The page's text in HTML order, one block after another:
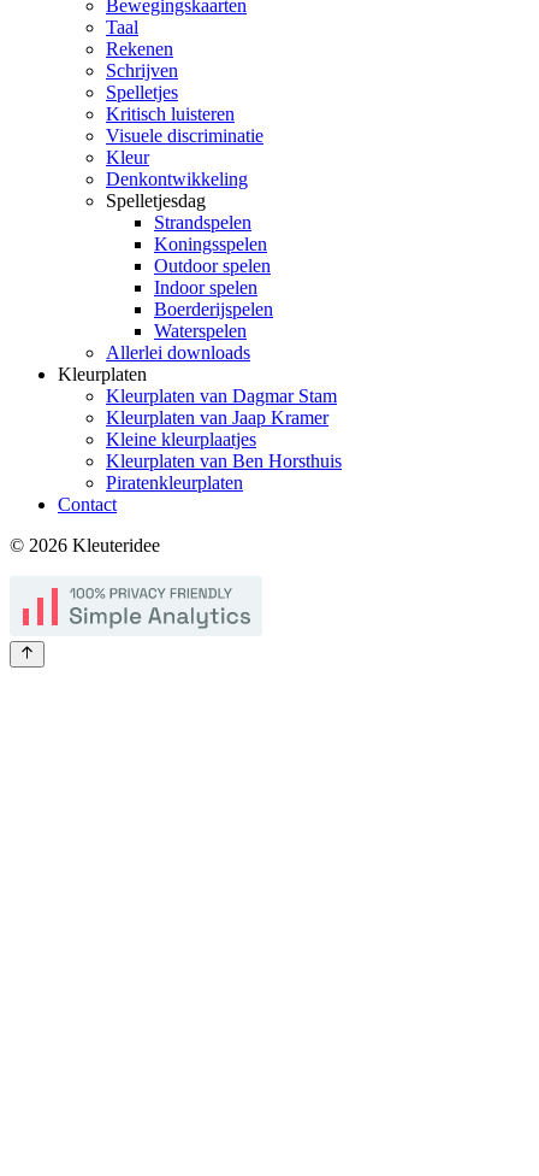
Bewegingskaarten
Taal
Rekenen
Schrijven
Spelletjes
Kritisch luisteren
Visuele discriminatie
Kleur
Denkontwikkeling
Spelletjesdag
Strandspelen
Koningsspelen
Outdoor spelen
Indoor spelen
Boerderijspelen
Waterspelen
Allerlei downloads
Kleurplaten
Kleurplaten van Dagmar Stam
Kleurplaten van Jaap Kramer
Kleine kleurplaatjes
Kleurplaten van Ben Horsthuis
Piratenkleurplaten
Contact
© 2026 Kleuteridee